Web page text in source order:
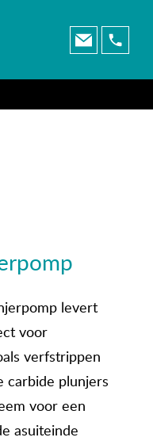
levert
voor
verfstrippen
carbide plunjers
voor een
asuiteinde